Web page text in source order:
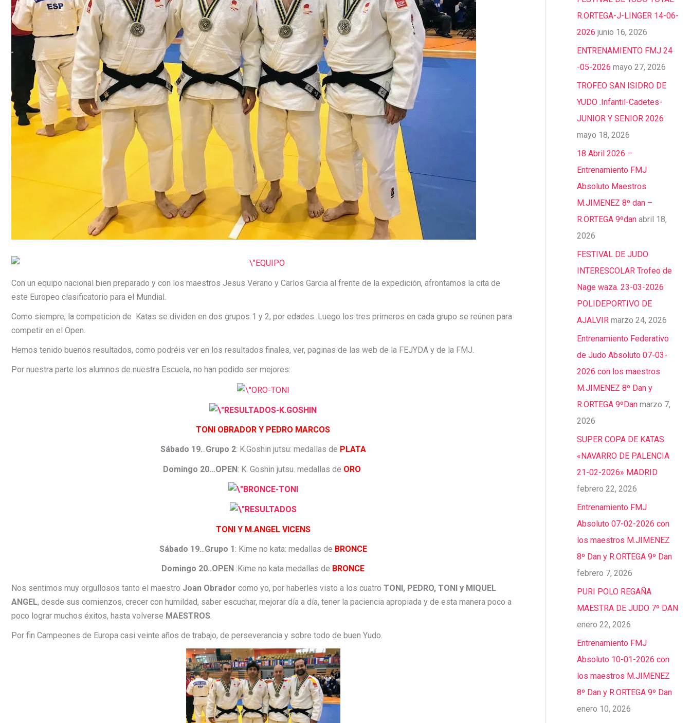
Con un equipo nacional bien preparado y con los maestros Jesus Verano y Carlos Garcia al frente de la expedición, afrontamos la cita de
este Europeo clasificatorio para el Mundial.
Como siempre, la competicion de Katas se dividen en dos grupos 1 y 2, por edades. Luego los tres primeros en cada grupo se reúnen para
competir en el Open.
Hemos tenido buenos resultados, como podréis ver en los resultados finales, ver, paginas de las web de la FEJYDA y de la FMJ.
Por nuestra parte los alumnos de nuestra Escuela, no han podido ser mejores:
TONI OBRADOR Y PEDRO MARCOS
Sábado 19...Grupo 2: K.Goshin jutsu: medallas de PLATA
Domingo 20…OPEN: K. Goshin jutsu. medallas de ORO
TONI Y M.ANGEL VICENS
Sábado 19...Grupo 1: Kime no kata: medallas de BRONCE
Domingo 20..OPEN :Kime no kata medallas de BRONCE
Nos sentimos muy orgullosos tanto el maestro Joan Obrador como yo, por haberles visto a los cuatro TONI, PEDRO, TONI y MIQUEL
ANGEL, desde sus comienzos, crecer con humildad, saber escuchar, mejorar día a día, tener la paciencia apropiada y de esta manera poco a
poco lograr muchos éxitos, hasta volverse MAESTROS.
Por fin Campeones de Europa casi veinte años de trabajo, de perseverancia y sobre todo de buen Yudo.
R.ORTEGA-J-LINGER 14-06-
2026 junio 16, 2026
ENTRENAMIENTO FMJ 24
-05-2026 mayo 27, 2026
TROFEO SAN ISIDRO DE
YUDO .Infantil-Cadetes-
JUNIOR Y SENIOR 2026
mayo 18, 2026
18 Abril 2026 –
Entrenamiento FMJ
Absoluto Maestros
M.JIMENEZ 8º dan –
R.ORTEGA 9ºdan abril 18,
2026
FESTIVAL DE JUDO
INTERESCOLAR Trofeo de
Nage waza. 23-03-2026
POLIDEPORTIVO DE
AJALVIR marzo 24, 2026
Entrenamiento Federativo
de Judo Absoluto 07-03-
2026 con los maestros
M.JIMENEZ 8º Dan y
R.ORTEGA 9ºDan marzo 7,
2026
SUPER COPA DE KATAS
«NAVARRO DE PALENCIA
21-02-2026» MADRID
febrero 22, 2026
Entrenamiento FMJ
Absoluto 07-02-2026 con
los maestros M.JIMENEZ
8º Dan y R.ORTEGA 9º Dan
febrero 7, 2026
PURI POLO REGAÑA
MAESTRA DE JUDO 7º DAN
enero 22, 2026
Entrenamiento FMJ
Absoluto 10-01-2026 con
los maestros M.JIMENEZ
8º Dan y R.ORTEGA 9º Dan
enero 10, 2026